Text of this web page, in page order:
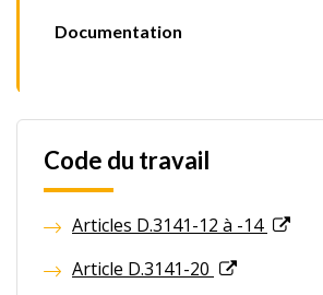
Documentation
Code du travail
Articles D.3141-12 à -14
Article D.3141-20